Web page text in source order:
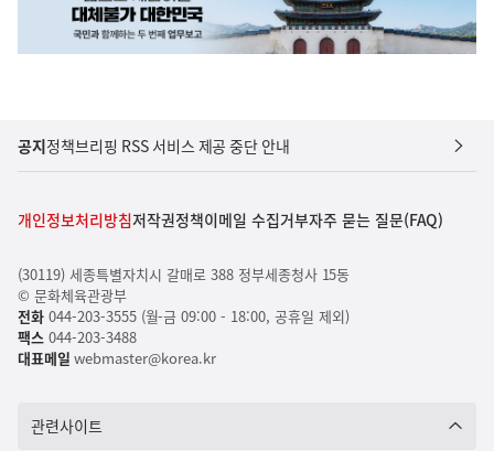
공지정책브리핑 RSS 서비스 제공 중단 안내
개인정보처리방침저작권정책이메일 수집거부자주 묻는 질문(FAQ)
(30119) 세종특별자치시 갈매로 388 정부세종청사 15동
© 문화체육관광부
전화044-203-3555 (월-금 09:00 - 18:00, 공휴일 제외)
팩스 044-203-3488
대표메일 webmaster@korea.kr
관련사이트